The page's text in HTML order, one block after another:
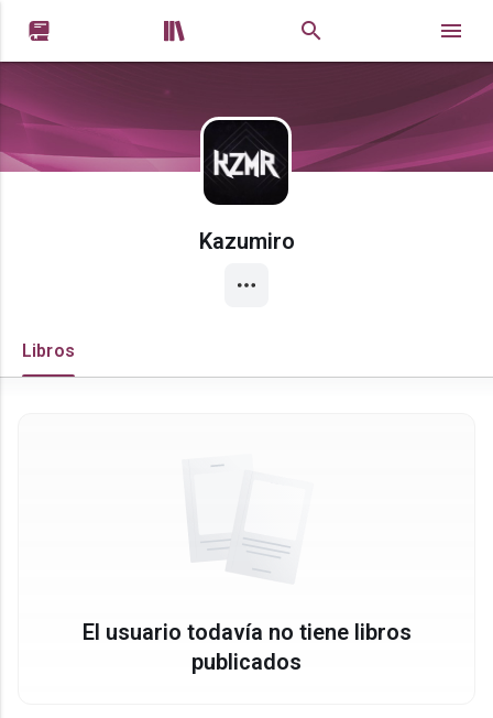
 
Kazumiro
Libros
El usuario todavía no tiene libros
publicados